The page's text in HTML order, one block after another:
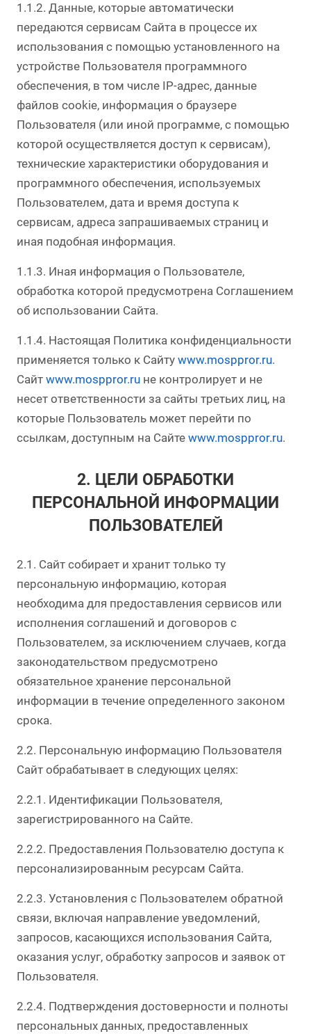
1.1.2. Данные, которые автоматически
передаются сервисам Сайта в процессе их
использования с помощью установленного на
устройстве Пользователя программного
обеспечения, в том числе IP-адрес, данные
файлов cookie, информация о браузере
Пользователя (или иной программе, с помощью
которой осуществляется доступ к сервисам),
технические характеристики оборудования и
программного обеспечения, используемых
Пользователем, дата и время доступа к
сервисам, адреса запрашиваемых страниц и
иная подобная информация.
1.1.3. Иная информация о Пользователе,
обработка которой предусмотрена Соглашением
об использовании Сайта.
1.1.4. Настоящая Политика конфиденциальности
применяется только к Сайту www.mosppror.ru.
Сайт www.mosppror.ru не контролирует и не
несет ответственности за сайты третьих лиц, на
которые Пользователь может перейти по
ссылкам, доступным на Сайте www.mosppror.ru.
2. ЦЕЛИ ОБРАБОТКИ
ПЕРСОНАЛЬНОЙ ИНФОРМАЦИИ
ПОЛЬЗОВАТЕЛЕЙ
2.1. Сайт собирает и хранит только ту
персональную информацию, которая
необходима для предоставления сервисов или
исполнения соглашений и договоров с
Пользователем, за исключением случаев, когда
законодательством предусмотрено
обязательное хранение персональной
информации в течение определенного законом
срока.
2.2. Персональную информацию Пользователя
Сайт обрабатывает в следующих целях:
2.2.1. Идентификации Пользователя,
зарегистрированного на Сайте.
2.2.2. Предоставления Пользователю доступа к
персонализированным ресурсам Сайта.
2.2.3. Установления с Пользователем обратной
связи, включая направление уведомлений,
запросов, касающихся использования Сайта,
оказания услуг, обработку запросов и заявок от
Пользователя.
2.2.4. Подтверждения достоверности и полноты
персональных данных, предоставленных